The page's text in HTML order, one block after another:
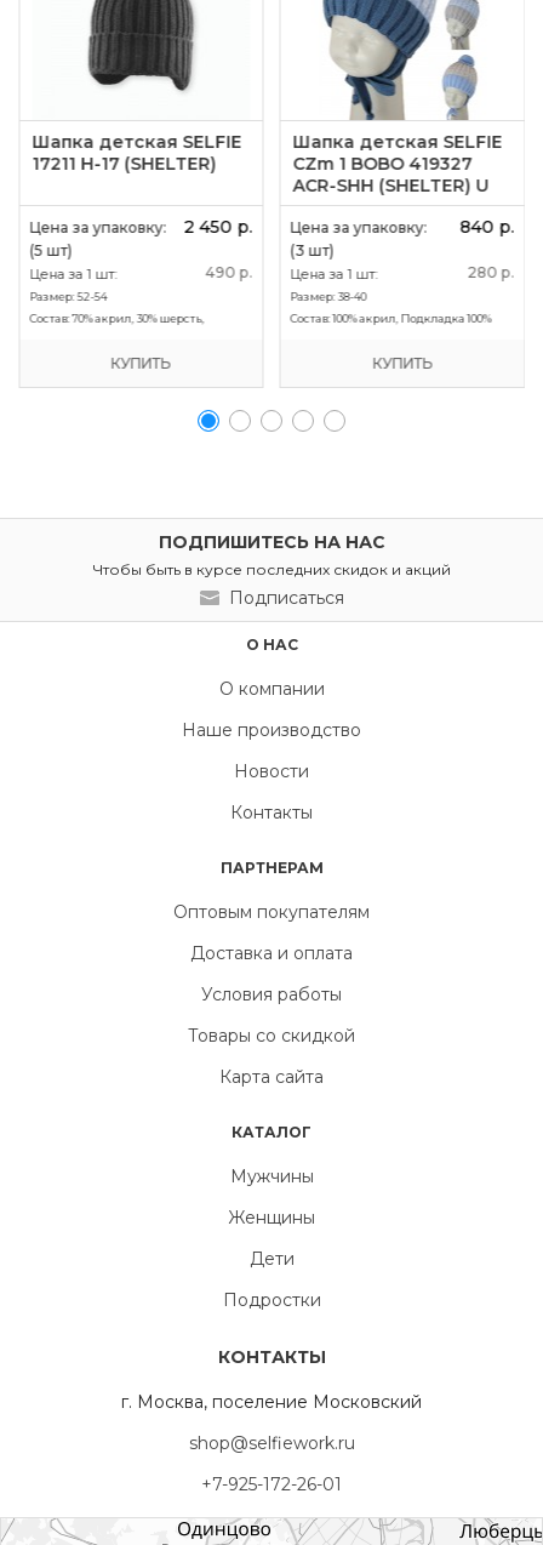
Шапка детская SELFIE
17211 H-17 (SHELTER)
Цена за упаковку: 2 450 р.
(5 шт)
Цена за 1 шт: 490 р.
Размер:52-54
Состав:70% акрил, 30% шерсть,
SHELTER, помпон - Енот
КУПИТЬ
Шапка детская SELFIE
CZm 1 BOBO 419327
ACR-SHH (SHELTER) U
Цена за упаковку: 840 р.
(3 шт)
Цена за 1 шт: 280 р.
Размер: 38-40
Состав:100% акрил, Подкладка 100%
КУПИТЬ
ПОДПИШИТЕСЬ НА НАС
Чтобы быть в курсе последних скидок и акций
Подписаться
О НАС
О компании
Наше производство
Новости
Контакты
ПАРТНЕРАМ
Оптовым покупателям
Доставка и оплата
Условия работы
Товары со скидкой
Карта сайта
КАТАЛОГ
Мужчины
Женщины
Дети
Подростки
КОНТАКТЫ
г. Москва, поселение Московский
shop@selfiework.ru
+7-925-172-26-01